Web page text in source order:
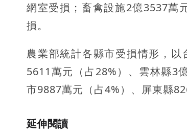
網室受損；畜禽設施2億3537萬
損。
農業部統計各縣市受損情形，
5611萬元（占28%）、雲林縣3
市9887萬元（占4%）、屏東縣
延伸閱讀